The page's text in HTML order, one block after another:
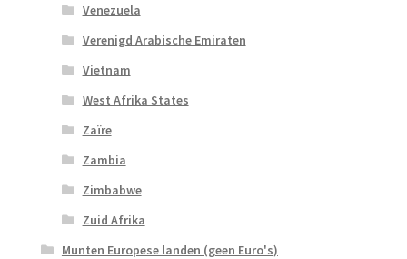
Venezuela
Verenigd Arabische Emiraten
Vietnam
West Afrika States
Zaïre
Zambia
Zimbabwe
Zuid Afrika
Munten Europese landen (geen Euro's)